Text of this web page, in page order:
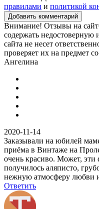
правилами и политикой
Добавить комментарий
Внимание! Отзывы на
содержать
сайта не несет
проверяет их на предмет
Ангелина
2020-11-14
Заказывали на юбилей
приёма в Винтаже на
очень красиво. Может,
получилось аляписто,
нежную атмосферу любви и
Ответить